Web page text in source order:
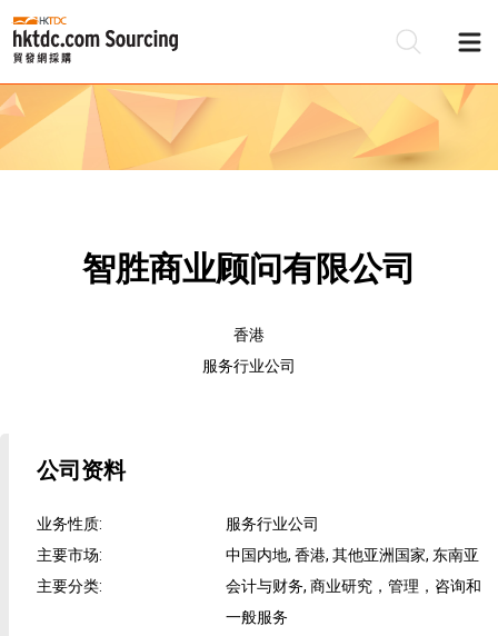
智胜商业顾问有限公司
香港
服务行业公司
公司资料
业务性质:
服务行业公司
主要市场:
中国内地, 香港, 其他亚洲国家, 东南亚
主要分类:
会计与财务, 商业研究，管理，咨询和
一般服务